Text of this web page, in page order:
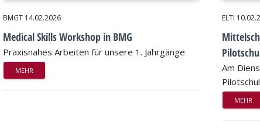
BMGT 14.02.2026
Medical Skills Workshop in BMG
Praxisnahes Arbeiten für unsere 1. Jahrgänge
MEHR
ELTI
Am
MEHR